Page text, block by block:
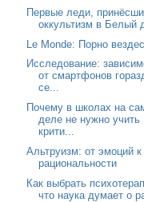
Первые леди,
оккультизм в Белый
Le Monde: Порно
Исследование:
от смартфонов
се...
Почему в школах на
деле не нужно учить
крити...
Альтруизм: от эмоций к
рациональности
Как выбрать
что наука думает о